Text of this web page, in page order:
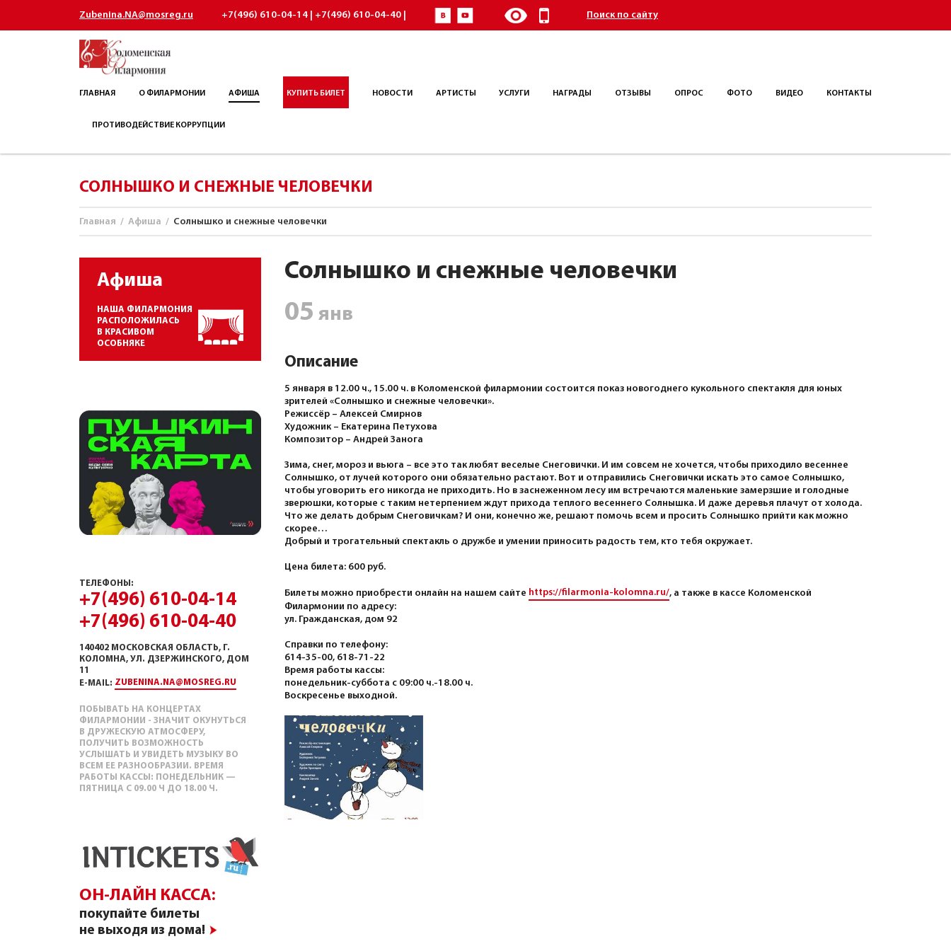
Zubenina.NA@mosreg.ru +7(496) 610-04-14 | +7(496) 610-04-40 | Поиск по сайту
ГЛАВНАЯ О ФИЛАРМОНИИ АФИША КУПИТЬ БИЛЕТ НОВОСТИ АРТИСТЫ УСЛУГИ НАГРАДЫ ОТЗЫВЫ ОПРОС ФОТО ВИДЕО КОНТАКТЫ
ПРОТИВОДЕЙСТВИЕ КОРРУПЦИИ
СОЛНЫШКО И СНЕЖНЫЕ ЧЕЛОВЕЧКИ
Главная / Афиша / Солнышко и снежные человечки
Солнышко и снежные человечки
05 янв
Описание
5 января в 12.00 ч., 15.00 ч. в Коломенской филармонии состоится показ новогоднего кукольного спектакля для юных
зрителей «Солнышко и снежные человечки».
Режиссёр – Алексей Смирнов
Художник – Екатерина Петухова
Композитор – Андрей Занога
Зима, снег, мороз и вьюга – все это так любят веселые Снеговички. И им совсем не хочется, чтобы приходило весеннее
Солнышко, от лучей которого они обязательно растают. Вот и отправились Снеговички искать это самое Солнышко,
чтобы уговорить его никогда не приходить. Но в заснеженном лесу им встречаются маленькие замерзшие и голодные
зверюшки, которые с таким нетерпением ждут прихода теплого весеннего Солнышка. И даже деревья плачут от холода.
Что же делать добрым Снеговичкам? И они, конечно же, решают помочь всем и просить Солнышко прийти как можно
скорее…
Добрый и трогательный спектакль о дружбе и умении приносить радость тем, кто тебя окружает.
Цена билета: 600 руб.
Билеты можно приобрести онлайн на нашем сайте https://filarmonia-kolomna.ru/, а также в кассе Коломенской
Филармонии по адресу:
ул. Гражданская, дом 92
Справки по телефону:
614-35-00, 618-71-22
Время работы кассы:
понедельник-суббота с 09:00 ч.-18.00 ч.
Воскресенье выходной.
Афиша
НАША ФИЛАРМОНИЯ
РАСПОЛОЖИЛАСЬ
В КРАСИВОМ
ОСОБНЯКЕ
ТЕЛЕФОНЫ:
+7(496) 610-04-14
+7(496) 610-04-40
140402 МОСКОВСКАЯ ОБЛАСТЬ, Г.
КОЛОМНА, УЛ. ДЗЕРЖИНСКОГО, ДОМ
11
E-MAIL: ZUBENINA.NA@MOSREG.RU
ПОБЫВАТЬ НА КОНЦЕРТАХ
ФИЛАРМОНИИ - ЗНАЧИТ ОКУНУТЬСЯ
В ДРУЖЕСКУЮ АТМОСФЕРУ,
ПОЛУЧИТЬ ВОЗМОЖНОСТЬ
УСЛЫШАТЬ И УВИДЕТЬ МУЗЫКУ ВО
ВСЕМ ЕЕ РАЗНООБРАЗИИ. ВРЕМЯ
РАБОТЫ КАССЫ: ПОНЕДЕЛЬНИК —
ПЯТНИЦА С 09.00 Ч ДО 18.00 Ч.
ОН-ЛАЙН КАССА:
покупайте билеты
не выходя из дома!